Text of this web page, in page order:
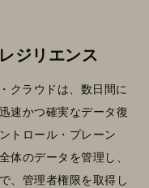
ジリエンス
クラウドは、数日間に
速かつ確実なデータ復
トロール・プレーン
体のデータを管理し、
、管理者権限を取得し